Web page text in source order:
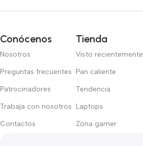
Conócenos
Nosotros
Preguntas frecuentes
Patrocinadores
Trabaja con nosotros
Contactos
Tienda
Visto recientemente
Pan caliente
Tendencia
Laptops
Zona gamer